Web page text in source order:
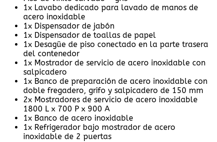
1x Lavabo dedicado para lavado de manos de
acero inoxidable
1x Dispensador de jabón
1x Dispensador de toallas de papel
1x Desagüe de piso conectado en la parte trasera
del contenedor
1x Mostrador de servicio de acero inoxidable con
salpicadero
1x Banco de preparación de acero inoxidable con
doble fregadero, grifo y salpicadero de 150 mm
2x Mostradores de servicio de acero inoxidable
1800 L x 700 P x 900 A
1x Banco de acero inoxidable
1x Refrigerador bajo mostrador de acero
inoxidable de 2 puertas